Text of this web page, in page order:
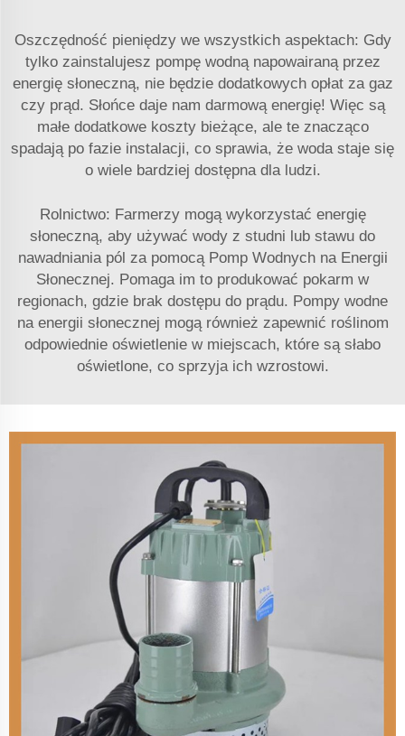
Oszczędność pieniędzy we wszystkich aspektach: Gdy
tylko zainstalujesz pompę wodną napowairaną przez
energię słoneczną, nie będzie dodatkowych opłat za gaz
czy prąd. Słońce daje nam darmową energię! Więc są
małe dodatkowe koszty bieżące, ale te znacząco
spadają po fazie instalacji, co sprawia, że woda staje się
o wiele bardziej dostępna dla ludzi.
Rolnictwo: Farmerzy mogą wykorzystać energię
słoneczną, aby używać wody z studni lub stawu do
nawadniania pól za pomocą Pomp Wodnych na Energii
Słonecznej. Pomaga im to produkować pokarm w
regionach, gdzie brak dostępu do prądu. Pompy wodne
na energii słonecznej mogą również zapewnić roślinom
odpowiednie oświetlenie w miejscach, które są słabo
oświetlone, co sprzyja ich wzrostowi.